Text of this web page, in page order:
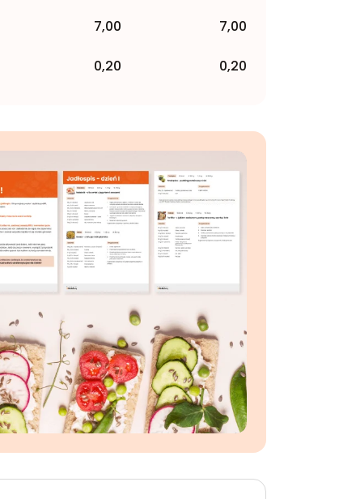
7,00 7,00
0,20 0,20